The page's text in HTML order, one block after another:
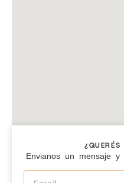
Envianos un mensaje